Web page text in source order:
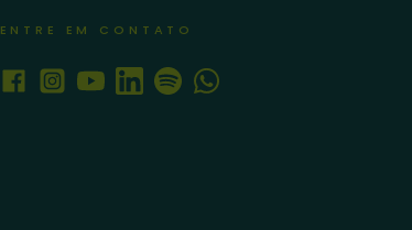
ENTRE EM CONTATO